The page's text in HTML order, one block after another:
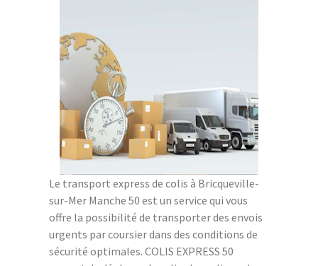
Le transport express de colis à Bricqueville-
sur-Mer Manche 50 est un service qui vous
offre la possibilité de transporter des envois
urgents par coursier dans des conditions de
sécurité optimales. COLIS EXPRESS 50